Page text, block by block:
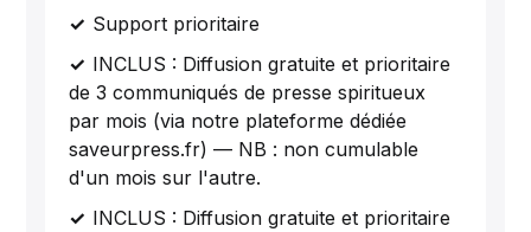
Support prioritaire
INCLUS : Diffusion gratuite et prioritaire
de 3 communiqués de presse spiritueux
par mois (via notre plateforme dédiée
saveurpress.fr) — NB : non cumulable
d'un mois sur l'autre.
INCLUS : Diffusion gratuite et prioritaire